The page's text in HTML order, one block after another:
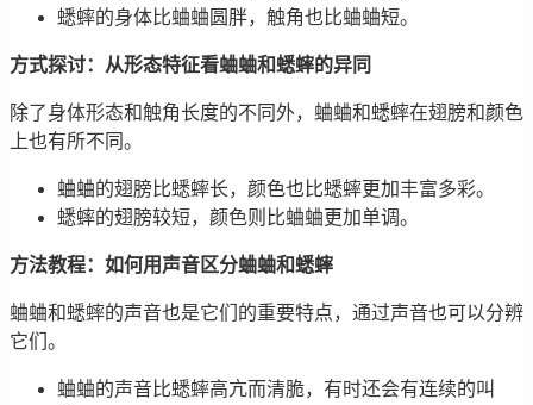
蟋蟀的身体比蛐蛐圆胖，触角也比蛐蛐短。
方式探讨：从形态特征看蛐蛐和蟋蟀的异同
除了身体形态和触角长度的不同外，蛐蛐和蟋蟀在翅膀和颜色
上也有所不同。
蛐蛐的翅膀比蟋蟀长，颜色也比蟋蟀更加丰富多彩。
蟋蟀的翅膀较短，颜色则比蛐蛐更加单调。
方法教程：如何用声音区分蛐蛐和蟋蟀
蛐蛐和蟋蟀的声音也是它们的重要特点，通过声音也可以分辨
它们。
蛐蛐的声音比蟋蟀高亢而清脆，有时还会有连续的叫